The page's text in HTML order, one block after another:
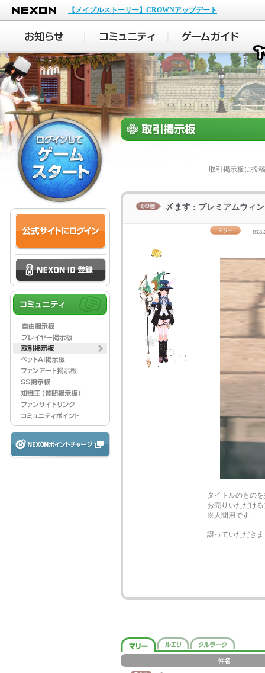
NEXON
【メイプルストーリー】CROWNアップデート
取引掲示板に投
〆ます : プレミアムウィ
タイトルのもの
お売りいただけ
※人間用です
譲っていただき